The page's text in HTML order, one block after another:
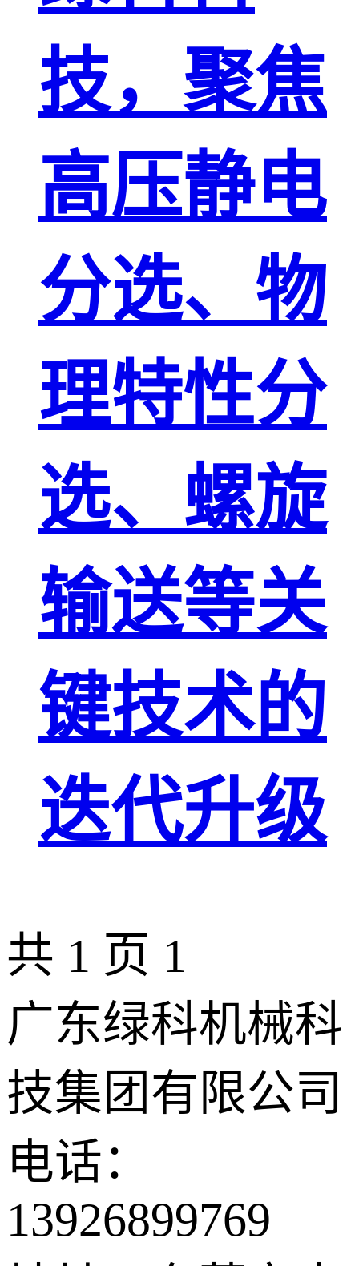
技，聚焦
高压静电
分选、物
理特性分
选、螺旋
输送等关
键技术的
迭代升级
共 1 页 1
广东绿科机械科
技集团有限公司
电话：
13926899769